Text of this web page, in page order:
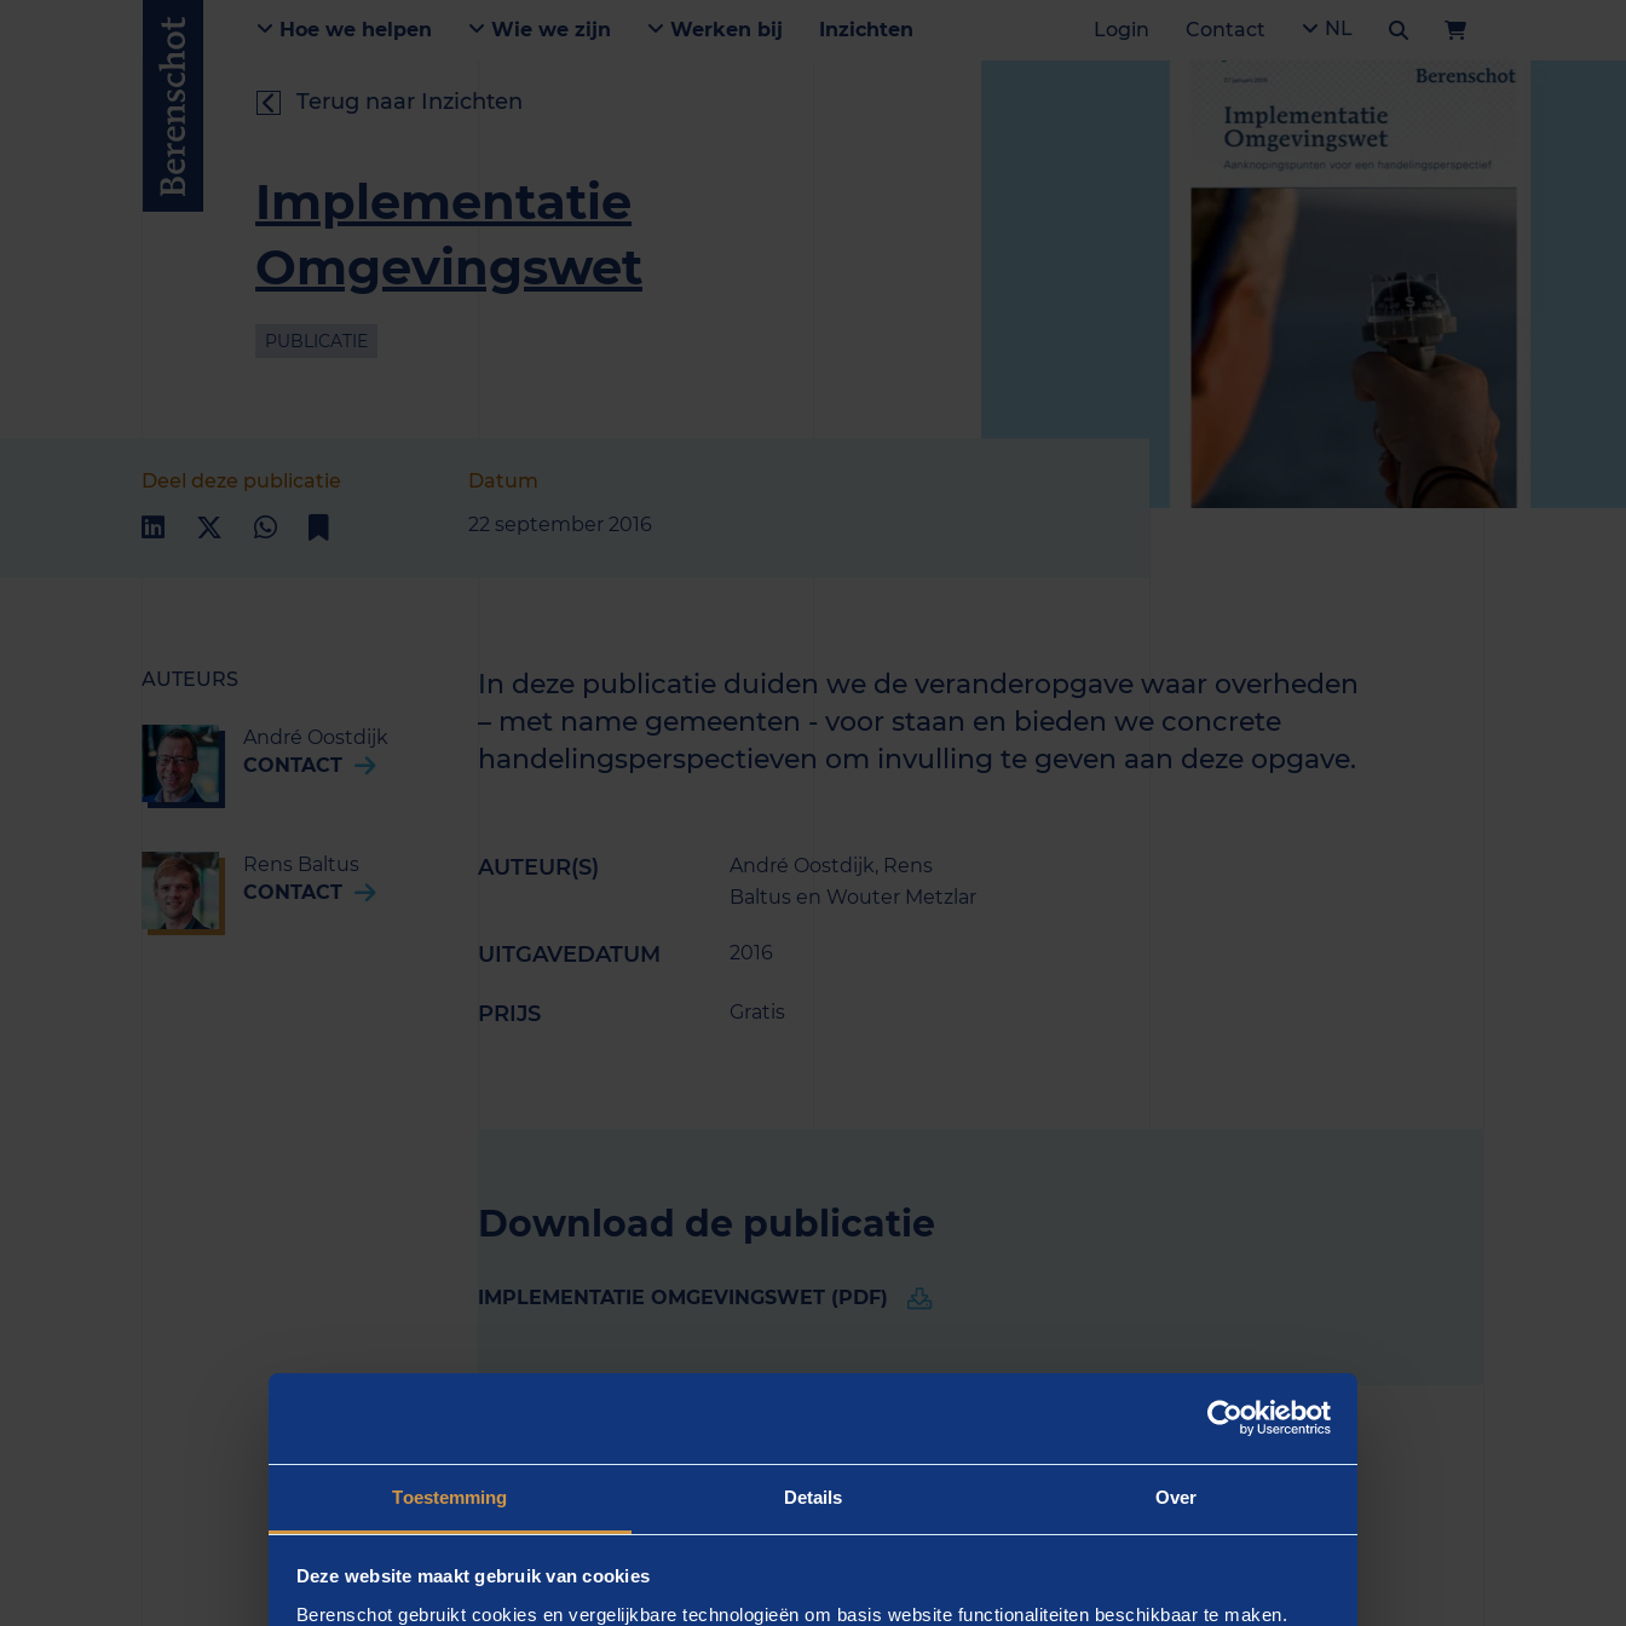
Toestemming Details Over
Deze website maakt gebruik van cookies
Berenschot gebruikt cookies en vergelijkbare technologieën om basis website functionaliteiten beschikbaar te maken.
Hoe we helpen Wie we zijn Werken bij Inzichten Login Contact NL
Terug naar Inzichten
Implementatie
Omgevingswet
PUBLICATIE
Deel deze publicatie
Datum
22 september 2016
AUTEURS
André Oostdijk
CONTACT
Rens Baltus
CONTACT
In deze publicatie duiden we de veranderopgave waar overheden
– met name gemeenten - voor staan en bieden we concrete
handelingsperspectieven om invulling te geven aan deze opgave.
AUTEUR(S)
André Oostdijk, Rens
Baltus en Wouter Metzlar
UITGAVEDATUM 2016
PRIJS Gratis
Download de publicatie
IMPLEMENTATIE OMGEVINGSWET (PDF)
AANKNOPINGSPUNTEN VOOR EEN HANDELINGSPERSPECTIEF
Implementatie Omgevingswet
Naar verwachting treedt eind 2018 de Omgevingswet in werking. Dat moment markeert